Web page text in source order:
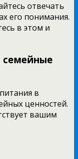
отвечать
его понимания.
в этом и
семейные
в
ценностей.
вашим